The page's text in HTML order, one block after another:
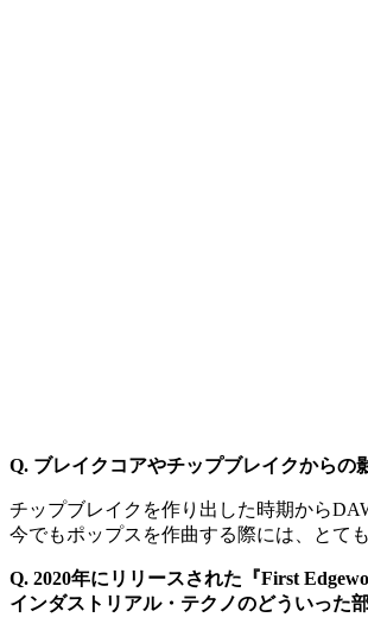
Q. ブレイクコアやチップブレイクからの
チップブレイクを作り出した時期から
今でもポップスを作曲する際には、とて
Q. 2020年にリリースされた『First
インダストリアル・テクノのどういった